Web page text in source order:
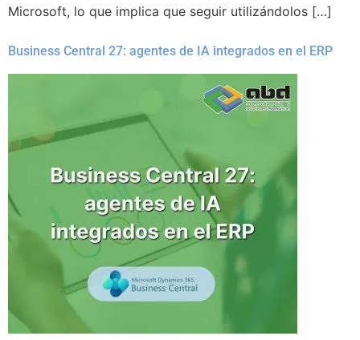
Microsoft, lo que implica que seguir utilizándolos […]
Business Central 27: agentes de IA integrados en el ERP